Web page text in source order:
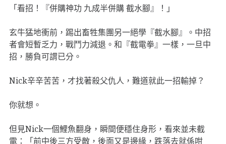
「看招！『併購神功 九成半併購 截水腳』！」
玄牛猛地衝前，踢出畜牲集團另一絕學『截水腳』。中招
者會短暫乏力，戰鬥力減退。和『截電拳』一樣，一旦中
招，勝負可謂已分。
Nick辛辛苦苦，才找著殺父仇人，難道就此一招輸掉？
你就想。
但見Nick一個鯉魚翻身，瞬間便穩住身形，看來並未截
電：「前中後三方受敵，後面又是邊緣，跌落去就係咁